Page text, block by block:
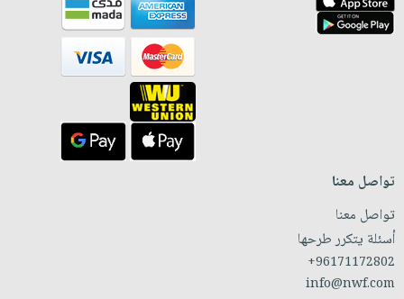
تواصل معنا
تواصل معنا
أسئلة يتكرر طرحها
+96171172802
info@nwf.com